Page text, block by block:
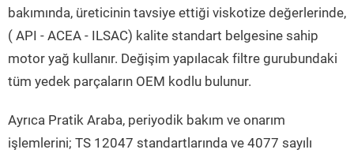
bakımında, üreticinin tavsiye ettiği viskotize değerlerinde,
( API - ACEA - ILSAC) kalite standart belgesine sahip
motor yağ kullanır. Değişim yapılacak filtre gurubundaki
tüm yedek parçaların OEM kodlu bulunur.
Ayrıca Pratik Araba, periyodik bakım ve onarım
işlemlerini; TS 12047 standartlarında ve 4077 sayılı